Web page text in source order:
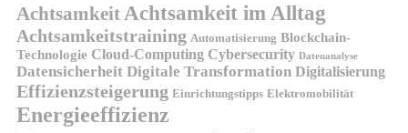
AchtsamkeitAchtsamkeit im Alltag
Achtsamkeitstraining Automatisierung Blockchain-
Technologie Cloud-Computing Cybersecurity Datenanalyse
Datensicherheit Digitale Transformation Digitalisierung
Effizienzsteigerung Einrichtungstipps Elektromobilität
Energieeffizienz